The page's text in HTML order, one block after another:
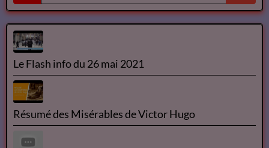
Le Flash info du 26 mai 2021
Résumé des Misérables de Victor Hugo